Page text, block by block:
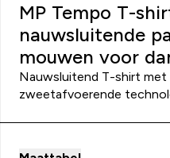
dames -
MP Tempo T-
nauwsluitende
mouwen voor
Nauwsluitend T-shirt met
zweetafvoerende